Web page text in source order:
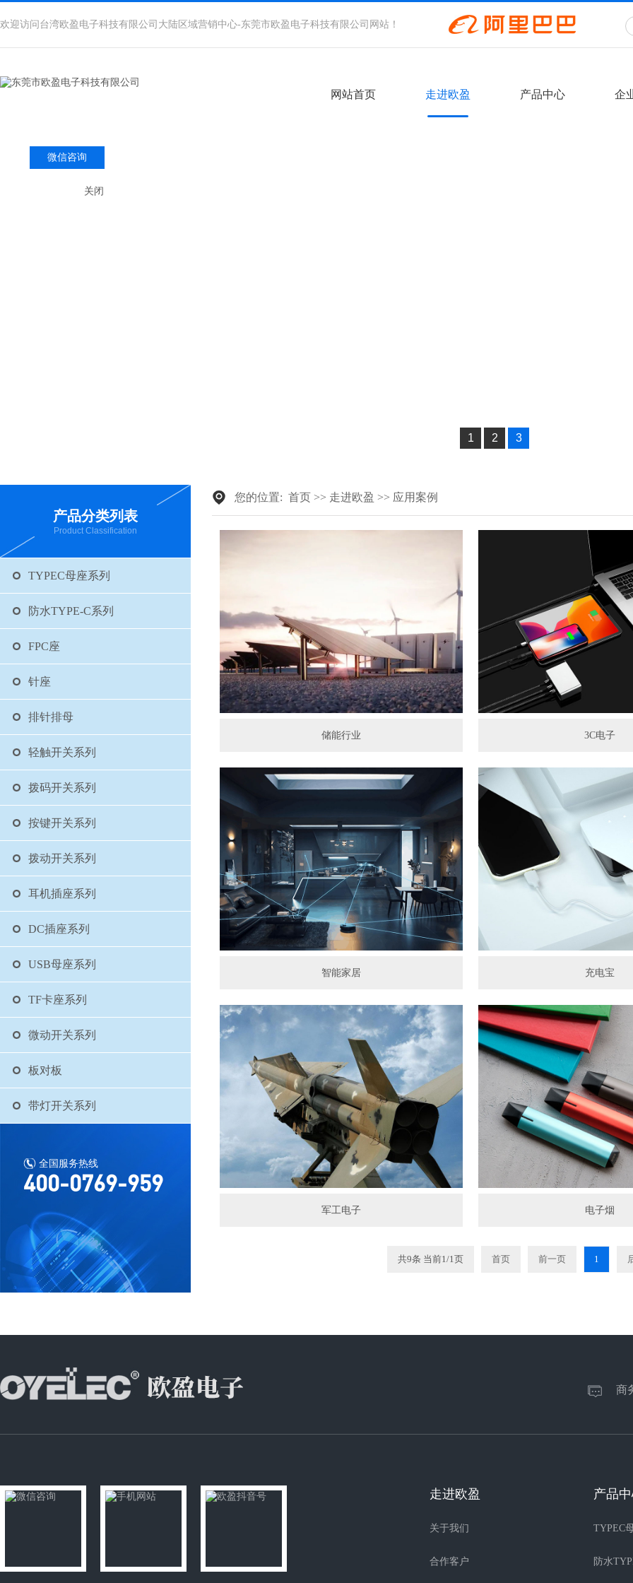
欢迎访问台湾欧盈电子科技有限公司大陆区域营销中心-东莞市欧盈电子科技有限公司网站！
网站首页 走进欧盈 产品中心 企
1 2 3
产品分类列表
Product Classification
TYPEC母座系列
防水TYPE-C系列
FPC座
针座
排针排母
轻触开关系列
拨码开关系列
按键开关系列
拨动开关系列
耳机插座系列
DC插座系列
USB母座系列
TF卡座系列
微动开关系列
板对板
带灯开关系列
全国服务热线
400-0769-959
您的位置: 首页 >> 走进欧盈 >> 应用案例
储能行业 3C电子
智能家居 充电宝
军工电子 电子烟
共9条 当前1/1页 首页 前一页 1
商
走进欧盈
关于我们
合作客户
产品
TYPEC
防水
微信咨询
关闭